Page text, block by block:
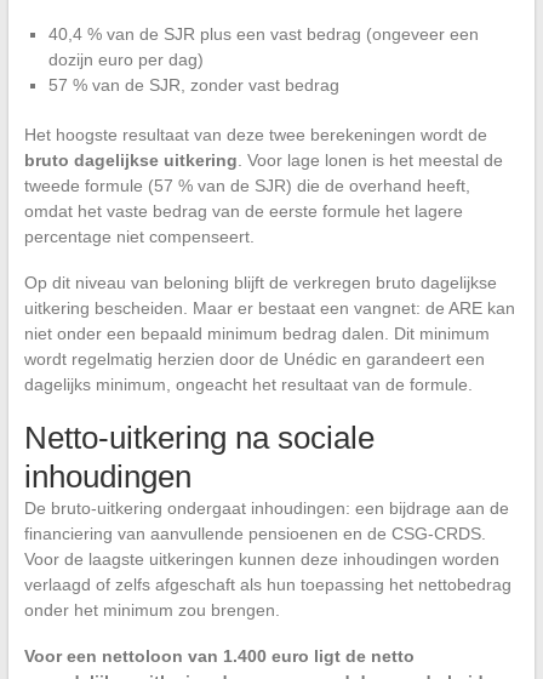
40,4 % van de SJR plus een vast bedrag (ongeveer een
dozijn euro per dag)
57 % van de SJR, zonder vast bedrag
Het hoogste resultaat van deze twee berekeningen wordt de
bruto dagelijkse uitkering . Voor lage lonen is het meestal de
tweede formule (57 % van de SJR) die de overhand heeft,
omdat het vaste bedrag van de eerste formule het lagere
percentage niet compenseert.
Op dit niveau van beloning blijft de verkregen bruto dagelijkse
uitkering bescheiden. Maar er bestaat een vangnet: de ARE kan
niet onder een bepaald minimum bedrag dalen. Dit minimum
wordt regelmatig herzien door de Unédic en garandeert een
dagelijks minimum, ongeacht het resultaat van de formule.
Netto-uitkering na sociale
inhoudingen
De bruto-uitkering ondergaat inhoudingen: een bijdrage aan de
financiering van aanvullende pensioenen en de CSG-CRDS.
Voor de laagste uitkeringen kunnen deze inhoudingen worden
verlaagd of zelfs afgeschaft als hun toepassing het nettobedrag
onder het minimum zou brengen.
Voor een nettoloon van 1.400 euro ligt de netto